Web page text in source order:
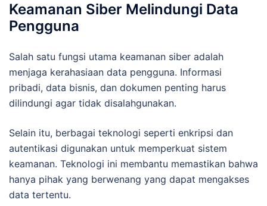
Keamanan Siber Melindungi Data
Pengguna
Salah satu fungsi utama keamanan siber adalah
menjaga kerahasiaan data pengguna. Informasi
pribadi, data bisnis, dan dokumen penting harus
dilindungi agar tidak disalahgunakan.
Selain itu, berbagai teknologi seperti enkripsi dan
autentikasi digunakan untuk memperkuat sistem
keamanan. Teknologi ini membantu memastikan bahwa
hanya pihak yang berwenang yang dapat mengakses
data tertentu.